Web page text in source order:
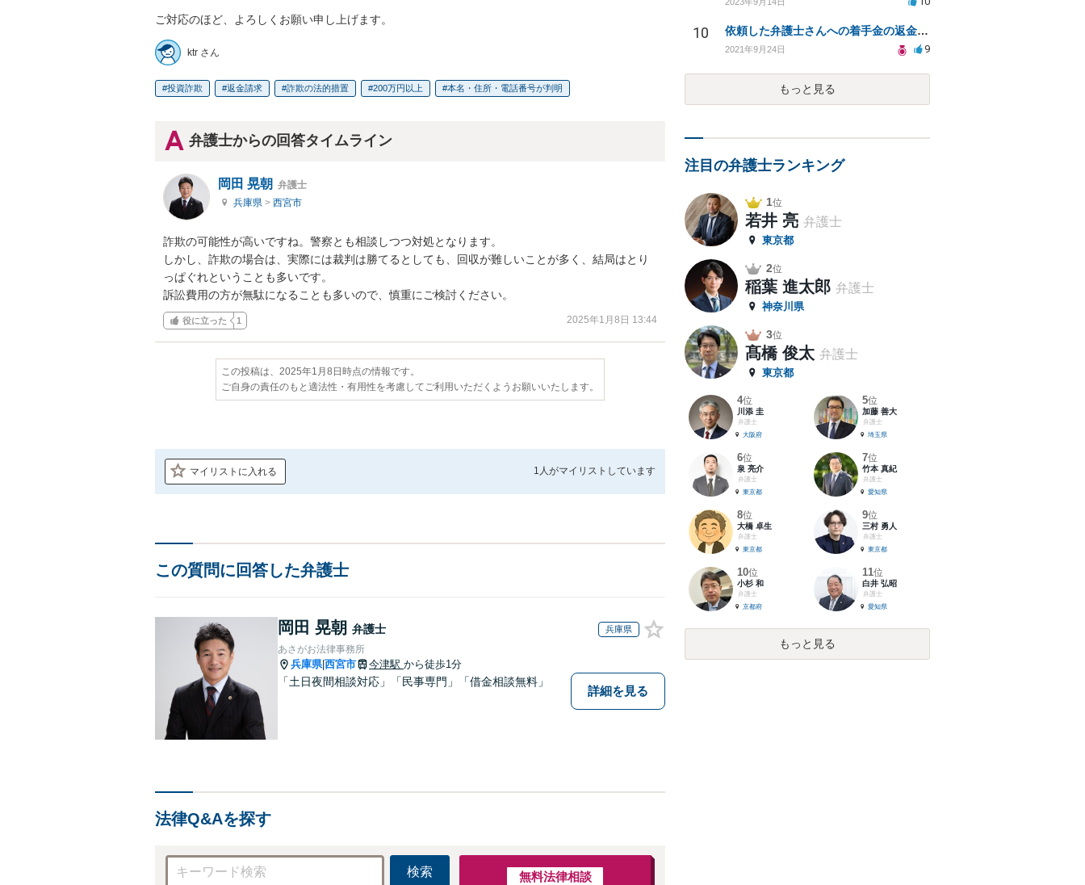
ご対応のほど、よろしくお願い申し上げます。
ktr さん
投資詐欺 返金請求 詐欺の法的措置 200万円以上 本名・住所・電話番号が判明
弁護士からの回答タイムライン
岡田 晃朝 弁護士
兵庫県 > 西宮市
詐欺の可能性が高いですね。警察とも相談しつつ対処となります。
しかし、詐欺の場合は、実際には裁判は勝てるとしても、回収が難しいことが多く、結局はとり
っぱぐれということも多いです。
訴訟費用の方が無駄になることも多いので、慎重にご検討ください。
役に立った 1 2025年1月8日 13:44
この投稿は、2025年1月8日時点の情報です。
ご自身の責任のもと適法性・有用性を考慮してご利用いただくようお願いいたします。
マイリストに入れる 1人がマイリストしています
この質問に回答した弁護士
岡田 晃朝 弁護士 兵庫県
あさがお法律事務所
兵庫県|西宮市 今津駅 から徒歩1分
「土日夜間相談対応」「民事専門」「借金相談無料」
詳細を見る
法律Q&Aを探す
検索 無料法律相談
10 依頼した弁護士さんへの着手金の返金請求は可能ですか？
2021年9月24日 9
もっと見る
注目の弁護士ランキング
1位
若井 亮 弁護士
東京都
2位
稲葉 進太郎 弁護士
神奈川県
3位
髙橋 俊太 弁護士
東京都
4位
川添 圭
弁護士
大阪府
5位
加藤 善大
弁護士
埼玉県
6位
泉 亮介
弁護士
東京都
7位
竹本 真紀
弁護士
愛知県
8位
大橋 卓生
弁護士
東京都
9位
三村 勇人
弁護士
東京都
10位
小杉 和
弁護士
京都府
11位
白井 弘昭
弁護士
愛知県
もっと見る